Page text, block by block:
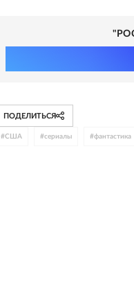
ПОДЕЛИТЬСЯ
#США #сериалы #фантастика